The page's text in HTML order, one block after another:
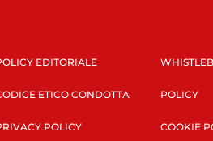
EDITORIALE
ETICO CONDOTTA
POLICY
POLICY
COOKIE